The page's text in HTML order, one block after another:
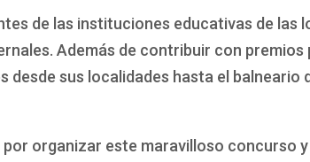
de las instituciones educativas de las
Además de contribuir con premios
sus localidades hasta el balneario
organizar este maravilloso concurso